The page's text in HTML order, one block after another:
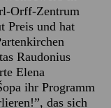
Orff-Zentrum
Preis und hat
Raudonius
Elena
ihr Programm
das sich